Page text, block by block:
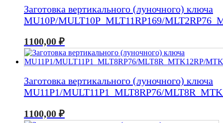
Заготовка вертикального (луночного) ключа
MU10P/MULT10P_MLT11RP169/
1100,00 ₽
Заготовка вертикального (луночного) ключа
MU11P1/MULT11P1_MLT8RP76/
1100,00 ₽